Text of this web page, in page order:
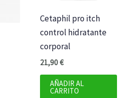
Cetaphil pro itch
control hidratante
corporal
21,90€
AÑADIR AL
CARRITO